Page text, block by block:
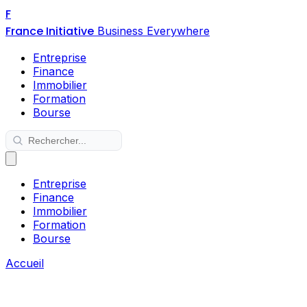
F
France Initiative Business Everywhere
Entreprise
Finance
Immobilier
Formation
Bourse
Entreprise
Finance
Immobilier
Formation
Bourse
Accueil